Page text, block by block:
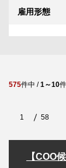
雇用形態
575件中 /1～10
1 58
【COO